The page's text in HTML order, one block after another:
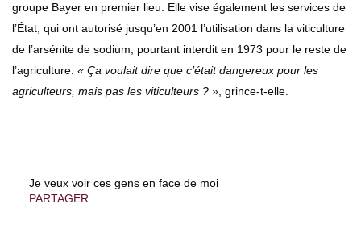
groupe Bayer en premier lieu. Elle vise également les services de
l’État, qui ont autorisé jusqu’en 2001 l’utilisation dans la viticulture
de l’arsénite de sodium, pourtant interdit en 1973 pour le reste de
l’agriculture. « Ça voulait dire que c’était dangereux pour les
agriculteurs, mais pas les viticulteurs ? » , grince-t-elle.
Je veux voir ces gens en face de moi
PARTAGER